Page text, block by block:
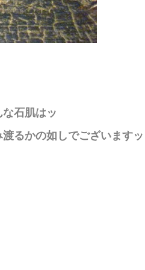
石肌はッ
るかの如しでございます